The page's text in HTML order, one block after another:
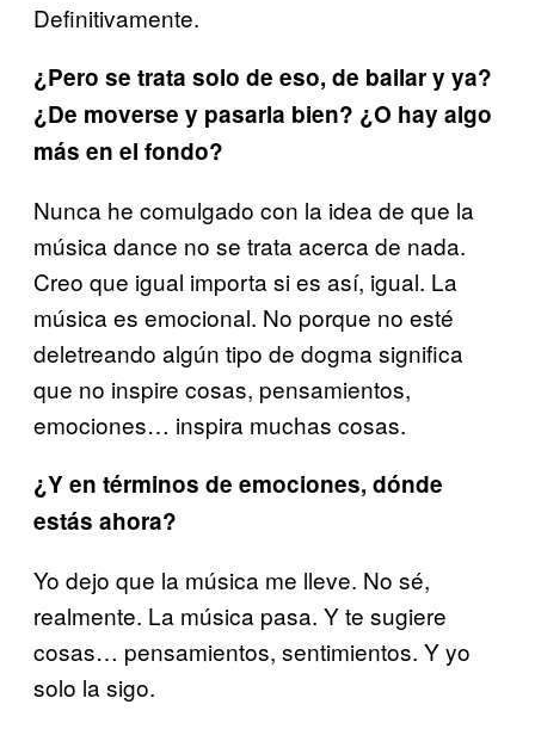
Definitivamente.
¿Pero se trata solo de eso, de bailar y ya?
¿De moverse y pasarla bien? ¿O hay algo
más en el fondo?
Nunca he comulgado con la idea de que la
música dance no se trata acerca de nada.
Creo que igual importa si es así, igual. La
música es emocional. No porque no esté
deletreando algún tipo de dogma significa
que no inspire cosas, pensamientos,
emociones… inspira muchas cosas.
¿Y en términos de emociones, dónde
estás ahora?
Yo dejo que la música me lleve. No sé,
realmente. La música pasa. Y te sugiere
cosas… pensamientos, sentimientos. Y yo
solo la sigo.